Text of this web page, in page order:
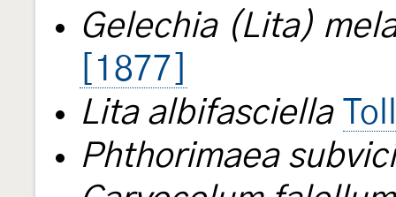
Gelechia (Lita)
[1877]
Lita albifasciella
Phthorimaea